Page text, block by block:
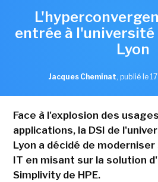
entrée à l'université
Lyon
Jacques Cheminat, publié le
Face à l'explosion des
applications, la DSI de
Lyon a décidé de
IT en misant sur la solution
Simplivity de HPE.